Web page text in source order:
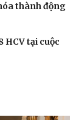
thành động
HCV tại cuộc